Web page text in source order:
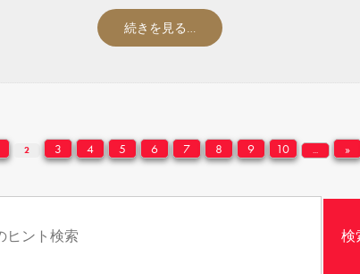
続きを見る…
2 3 4 5 6 7 8 9 10 ... »